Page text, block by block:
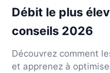
Débit le plus
conseils 2026
Découvrez comment
et apprenez à